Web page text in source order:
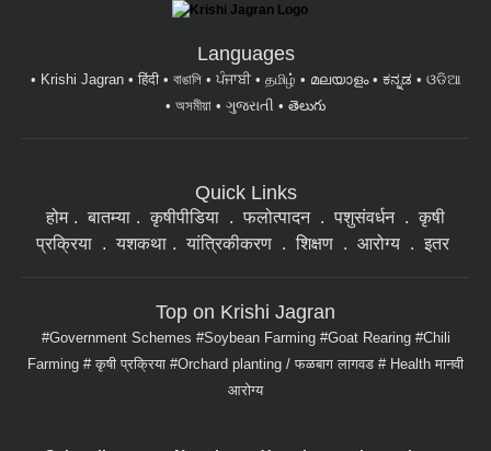
Languages
Krishi Jagran हिंदी বাঙালি ਪੰਜਾਬੀ தமிழ் മലയാളം ಕನ್ನಡ
ଓଡିଆ
অসমীয়া
ગુજરાતી తెలుగు
Quick Links
होम बातम्या कृषीपीडिया फलोत्पादन पशुसंवर्धन
कृषी
प्रक्रिया
यशकथा यांत्रिकीकरण शिक्षण आरोग्य इतर
Top on Krishi Jagran
Government Schemes Soybean Farming Goat Rearing
Chili
Farming
कृषी प्रक्रिया Orchard planting / फळबाग लागवड
Health मानवी
आरोग्य